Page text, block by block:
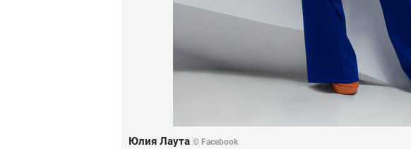
Юлия Лаута © Facebook